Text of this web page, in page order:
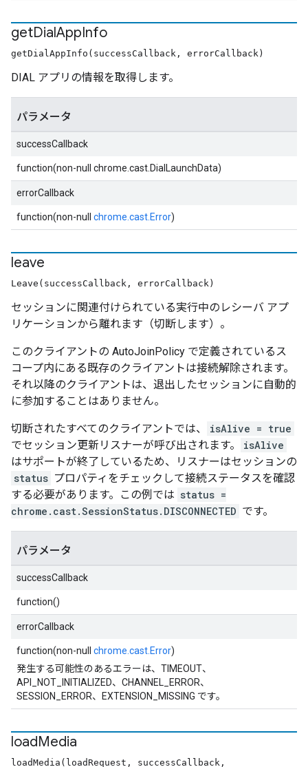
getDialAppInfo
getDialAppInfo(successCallback, errorCallback)
DIAL アプリの情報を取得します。
パラメータ
successCallback
function(non-null chrome.cast.DialLaunchData)
errorCallback
function(non-null chrome.cast.Error)
leave
Leave(successCallback, errorCallback)
セッションに関連付けられている実行中のレシーバ アプ
リケーションから離れます（切断します）。
このクライアントの AutoJoinPolicy で定義されているス
コープ内にある既存のクライアントは接続解除されます。
それ以降のクライアントは、退出したセッションに自動的
に参加することはありません。
切断されたすべてのクライアントでは、
isAlive = true
でセッション更新リスナーが呼び出されます。
isAlive
はサポートが終了しているため、リスナーはセッションの
status プロパティをチェックして接続ステータスを確認
する必要があります。この例では status =
chrome.cast.SessionStatus.DISCONNECTED です。
パラメータ
successCallback
function()
errorCallback
function(non-null chrome.cast.Error)
発生する可能性のあるエラーは、TIMEOUT、
API_NOT_INITIALIZED、CHANNEL_ERROR、
SESSION_ERROR、EXTENSION_MISSING です。
loadMedia
loadMedia(loadRequest, successCallback,